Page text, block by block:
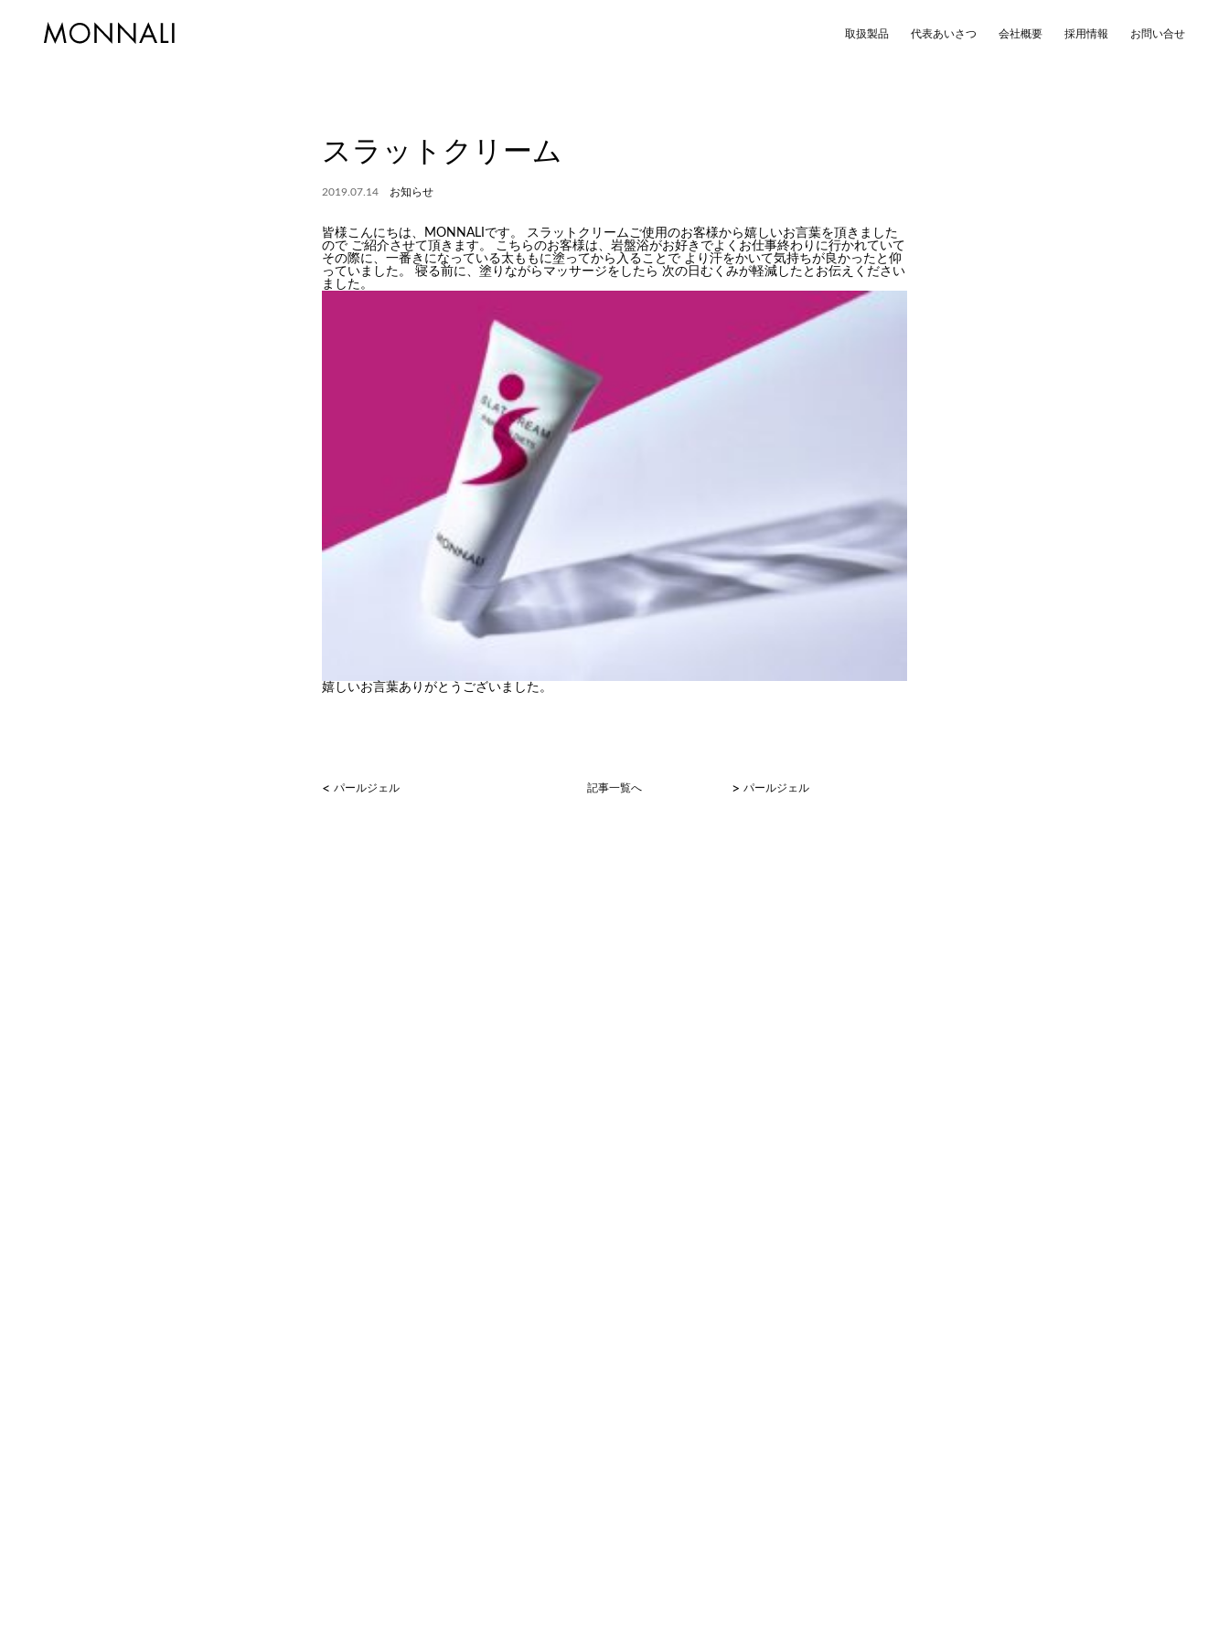
取扱製品 代表あいさつ 会社概要 採用情報 お問い合せ
スラットクリーム
2019.07.14 お知らせ
皆様こんにちは、MONNALIです。 スラットクリームご使用のお客様から嬉しいお言葉を頂きました
ので ご紹介させて頂きます。 こちらのお客様は、岩盤浴がお好きでよくお仕事終わりに行かれていて
その際に、一番きになっている太ももに塗ってから入ることで より汗をかいて気持ちが良かったと仰
っていました。 寝る前に、塗りながらマッサージをしたら 次の日むくみが軽減したとお伝えください
ました。
嬉しいお言葉ありがとうございました。
< パールジェル 記事一覧へ > パールジェル